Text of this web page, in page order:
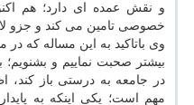
خصوصی تامین می كند و جزو
وی باتاكید به این مساله كه
بیشتر صحبت نماییم و
در جامعه به درستی باز كند،
مهم است؛ یكی اینكه به